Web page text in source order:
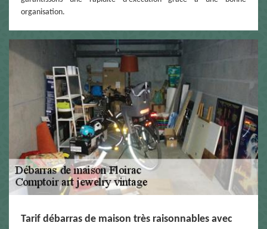
organisation.
Tarif débarras de maison très raisonnables avec